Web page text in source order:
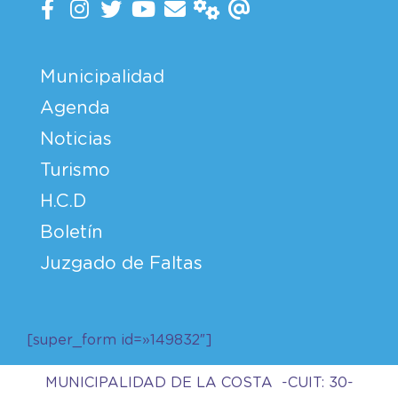
Municipalidad
Agenda
Noticias
Turismo
H.C.D
Boletín
Juzgado de Faltas
[super_form id=»149832″]
MUNICIPALIDAD DE LA COSTA -CUIT: 30-